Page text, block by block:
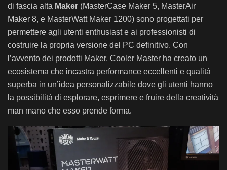
di fascia alta Maker (MasterCase Maker 5, MasterAir
Maker 8, e MasterWatt Maker 1200) sono progettati per
permettere agli utenti enthusiast e ai professionisti di
costruire la propria versione del PC definitivo. Con
l’avvento dei prodotti Maker, Cooler Master ha creato un
ecosistema che incastra performance eccellenti e qualità
superba in un’idea personalizzabile dove gli utenti hanno
la possibilità di esplorare, esprimere e fruire della creatività
man mano che esso prende forma.